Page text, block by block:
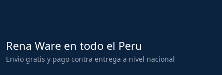
Rena Ware en todo el Peru
Envio gratis y pago contra entrega a nivel nacional